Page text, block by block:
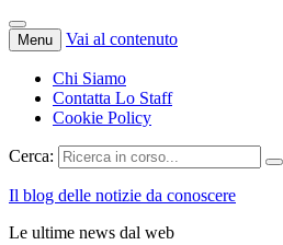
Menu Vai al contenuto
Chi Siamo
Contatta Lo Staff
Cookie Policy
Cerca:
Il blog delle notizie da conoscere
Le ultime news dal web